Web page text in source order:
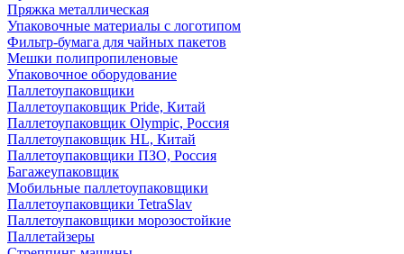
Пряжка металлическая
Упаковочные материалы с логотипом
Фильтр-бумага для чайных пакетов
Мешки полипропиленовые
Упаковочное оборудование
Паллетоупаковщики
Паллетоупаковщик Pride, Китай
Паллетоупаковщик Olympic, Россия
Паллетоупаковщик HL, Китай
Паллетоупаковщики ПЗО, Россия
Багажеупаковщик
Мобильные паллетоупаковщики
Паллетоупаковщики TetraSlav
Паллетоупаковщики морозостойкие
Паллетайзеры